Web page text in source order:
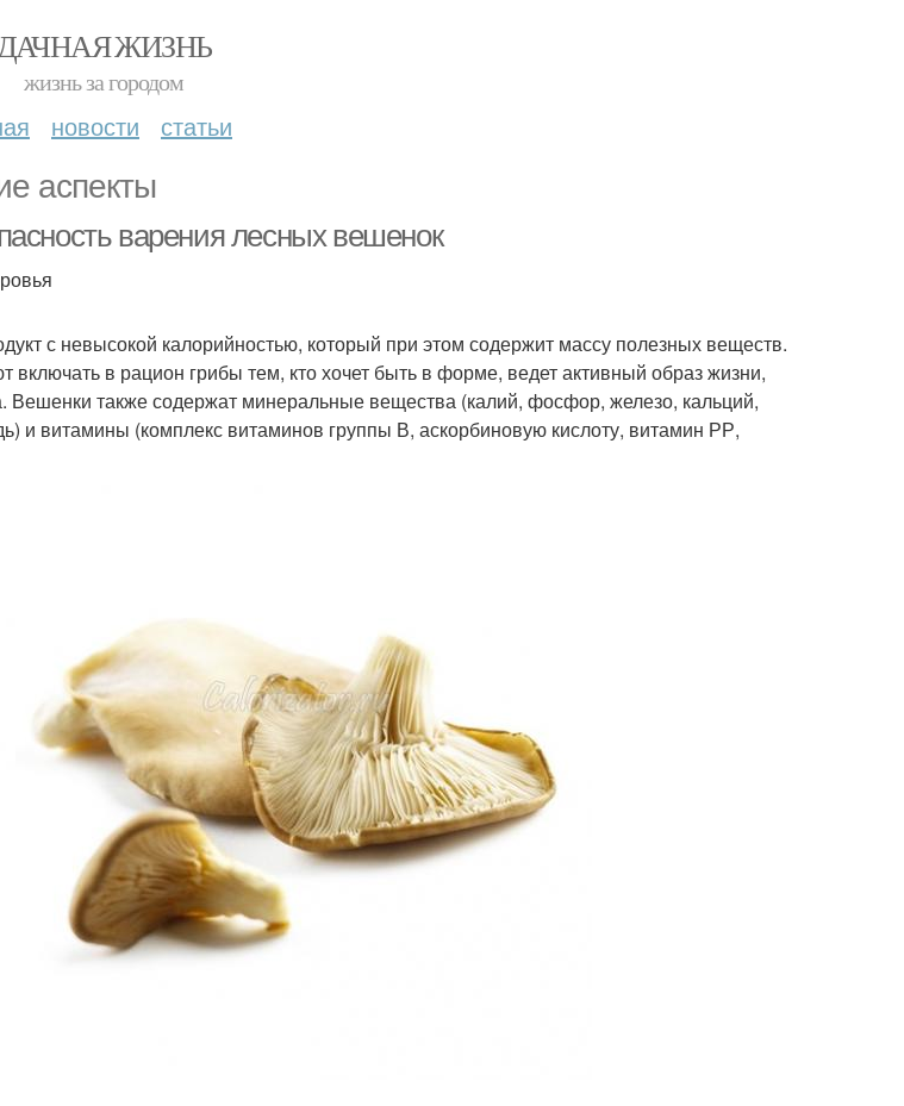
ЖИЗНЬ
жизнь за городом
новости статьи
аспекты
варения лесных вешенок
с невысокой калорийностью, который при этом содержит массу полезных веществ.
включать в рацион грибы тем, кто хочет быть в форме, ведет активный образ жизни,
Вешенки также содержат минеральные вещества (калий, фосфор, железо, кальций,
и витамины (комплекс витаминов группы В, аскорбиновую кислоту, витамин РР,